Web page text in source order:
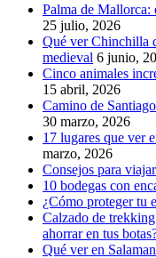
Palma de Mallorca:
25 julio, 2026
Qué ver Chinchilla
medieval 6 junio,
Cinco animales
15 abril, 2026
Camino de
30 marzo, 2026
17 lugares que ver
marzo, 2026
Consejos para
10 bodegas con
¿Cómo proteger tu
Calzado de
ahorrar en tus
Qué ver en